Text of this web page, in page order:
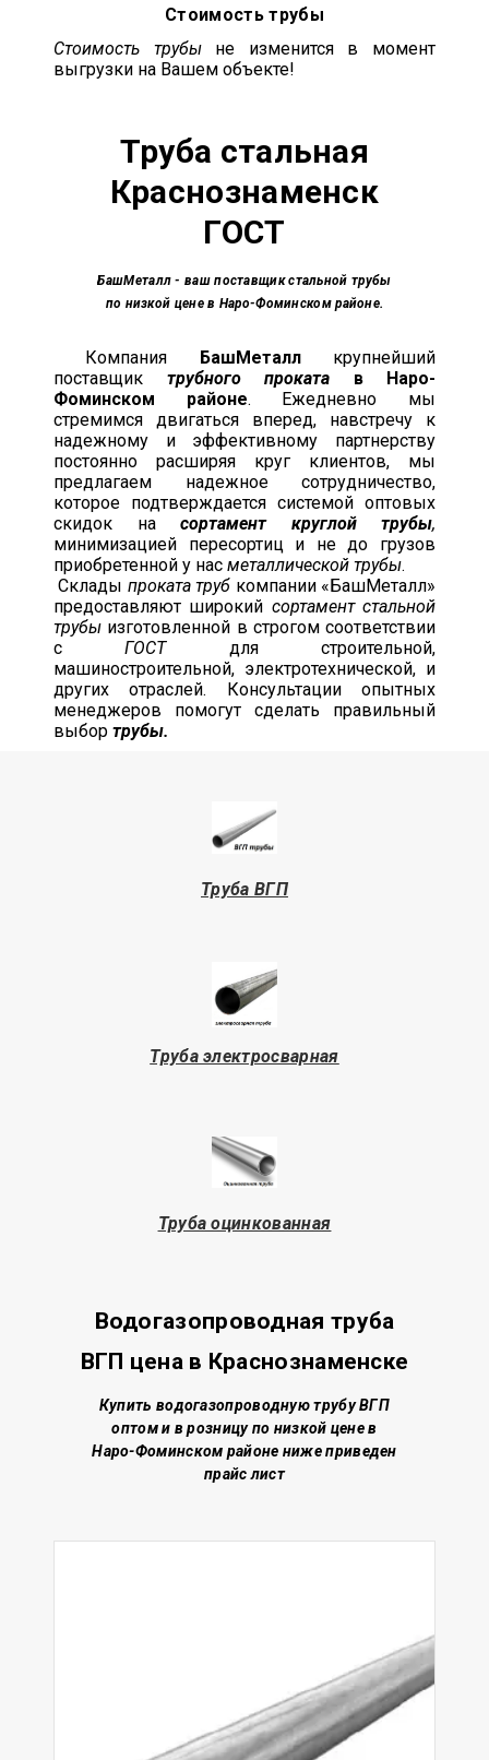
Стоимость трубы
Стоимость трубыне изменится в момент
выгрузки на Вашем объекте!
Труба стальная
Краснознаменск
ГОСТ
БашМеталл - ваш поставщик стальной трубы
по низкой цене в Наро-Фоминском районе.
Компания БашМеталлкрупнейший
поставщик трубного проката в Наро-
Фоминском районе. Ежедневно мы
стремимся двигаться вперед, навстречу к
надежному и эффективному партнерству
постоянно расширяя круг клиентов, мы
предлагаем надежное сотрудничество,
которое подтверждается системой оптовых
скидок на сортамент круглой трубы,
минимизацией пересортиц и не до грузов
приобретенной у нас металлической трубы.
Склады проката труб компании «БашМеталл»
предоставляют широкий сортамент стальной
трубы изготовленной в строгом соответствии
сГОСТдля строительной,
машиностроительной, электротехнической, и
других отраслей. Консультации опытных
менеджеров помогут сделать правильный
выбор трубы.
Труба ВГП
Труба электросварная
Труба оцинкованная
Водогазопроводная труба
ВГП цена в Краснознаменске
Купить водогазопроводную трубу ВГП
оптом и в розницу по низкой ценев
Наро-Фоминском районе ниже приведен
прайс лист